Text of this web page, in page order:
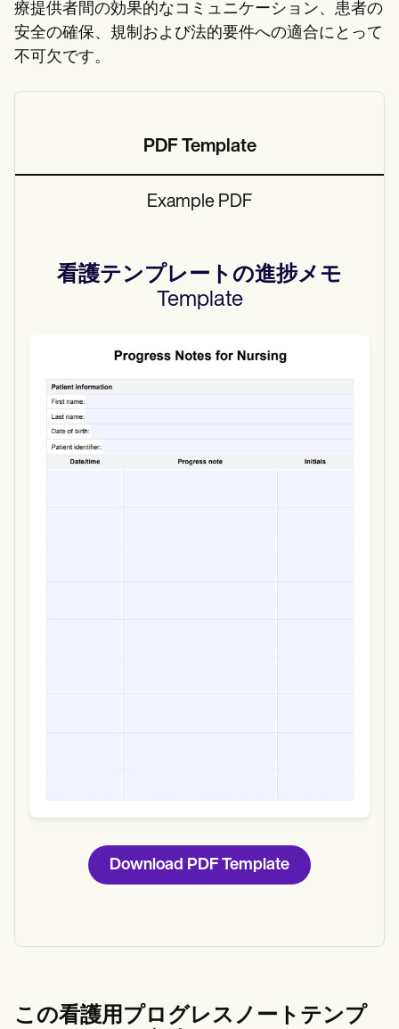
療提供者間の効果的なコミュニケーション、患者の
安全の確保、規制および法的要件への適合にとって
不可欠です。
PDF Template
Example PDF
看護テンプレートの進捗メモ
Template
Download PDF Template
この看護用プログレスノートテンプ